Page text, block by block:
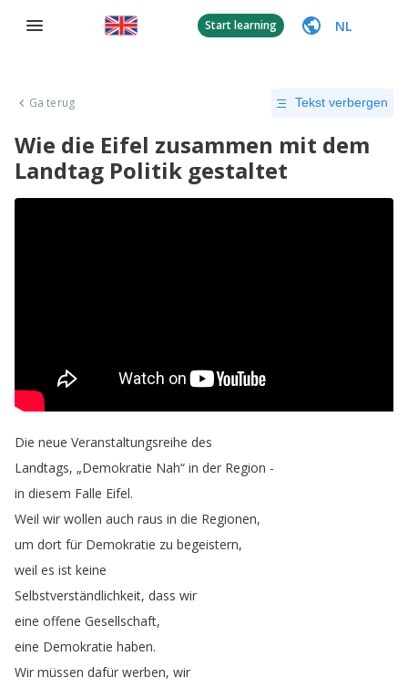
Start learning NL
Ga terug Tekst verbergen
Wie die Eifel zusammen mit dem
Landtag Politik gestaltet
Die neue Veranstaltungsreihe des
Landtags, „Demokratie Nah“ in der Region -
in diesem Falle Eifel.
Weil wir wollen auch raus in die Regionen,
um dort für Demokratie zu begeistern,
weil es ist keine
Selbstverständlichkeit, dass wir
eine offene Gesellschaft,
eine Demokratie haben.
Wir müssen dafür werben, wir